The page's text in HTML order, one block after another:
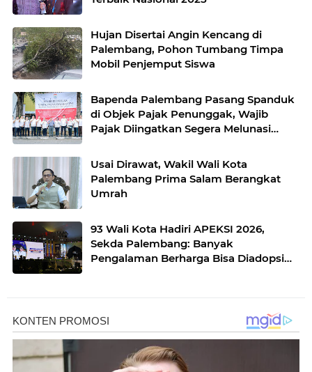
Hujan Disertai Angin Kencang di
Palembang, Pohon Tumbang Timpa
Mobil Penjemput Siswa
Bapenda Palembang Pasang Spanduk
di Objek Pajak Penunggak, Wajib
Pajak Diingatkan Segera Melunasi
Usai Dirawat, Wakil Wali Kota
Palembang Prima Salam Berangkat
Umrah
93 Wali Kota Hadiri APEKSI 2026,
Sekda Palembang: Banyak
Pengalaman Berharga Bisa Diadopsi